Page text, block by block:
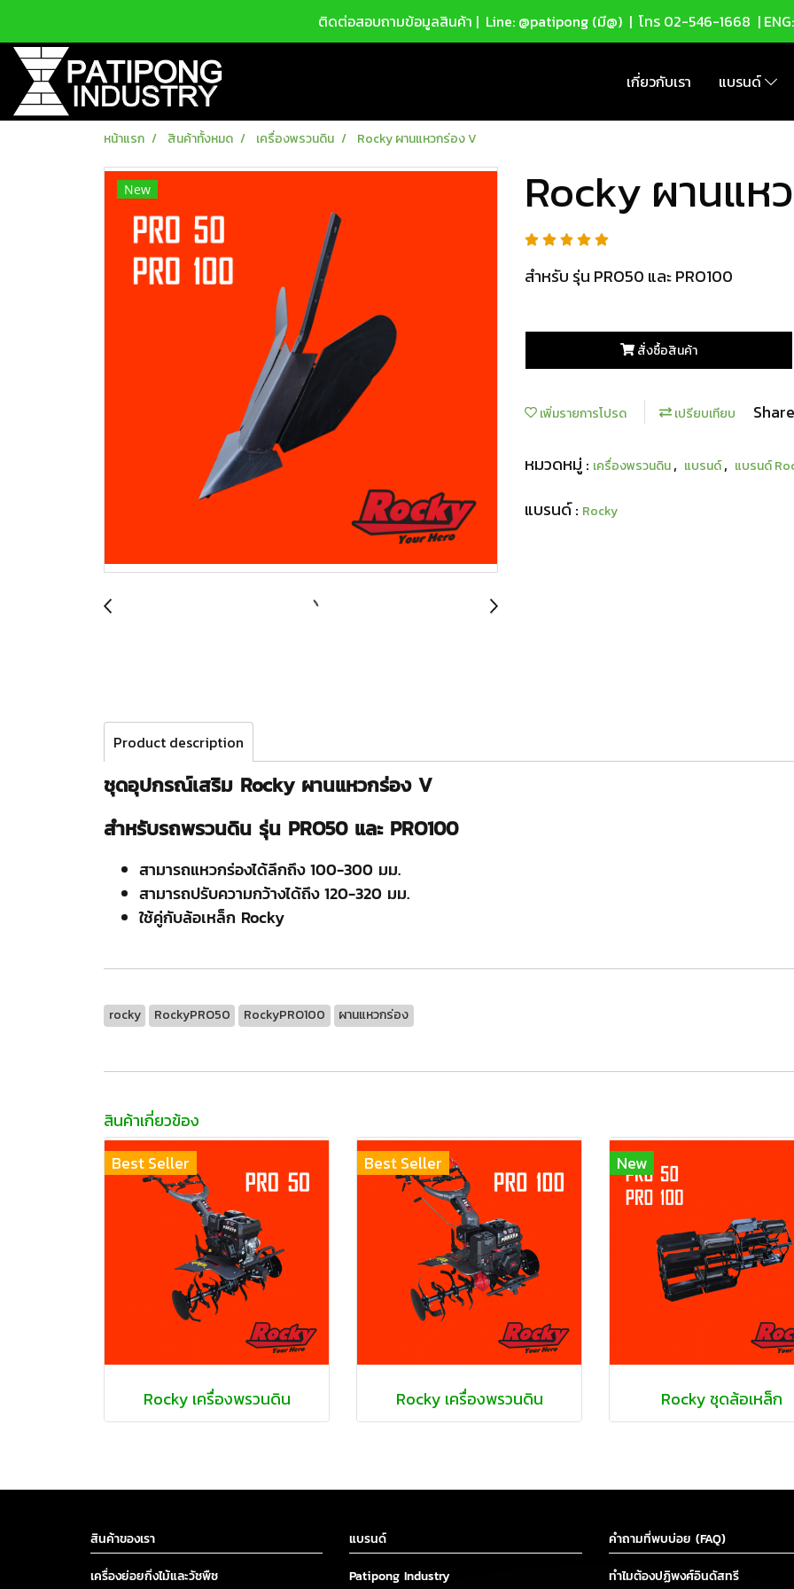
ติดต่อสอบถามข้อมูลสินค้า | Line: @patipong (มี@) | โทร 02-546-1668 | ENG:
เกี่ยวกับเรา แบรนด์
หน้าแรก สินค้าทั้งหมด เครื่องพรวนดิน Rocky ผานแหวกร่อง V
New Rocky ผานแห
สำหรับ รุ่น PRO50 และ PRO100
สั่งซื้อสินค้า
เพิ่มรายการโปรด เปรียบเทียบ Share
หมวดหมู่ : เครื่องพรวนดิน, แบรนด์, แบรนด์
แบรนด์ : Rocky
Product description
ชุดอุปกรณ์เสริม Rocky ผานแหวกร่อง V
สำหรับรถพรวนดิน รุ่น PRO50 และ PRO100
สามารถแหวกร่องได้ลึกถึง 100-300 มม.
สามารถปรับความกว้างได้ถึง 120-320 มม.
ใช้คู่กับล้อเหล็ก Rocky
rocky RockyPRO50 RockyPRO100 ผานแหวกร่อง
สินค้าเกี่ยวข้อง
Best Seller
Rocky เครื่องพรวนดิน
Best Seller
Rocky เครื่องพรวนดิน
New
Rocky ชุดล้อเหล็ก
สินค้าของเรา
เครื่องย่อยกิ่งไม้และวัชพืช
แบรนด์
Patipong Industry
คำถามที่พบบ่อย (FAQ)
ทำไมต้องปฏิพงศ์อินดัสทรี